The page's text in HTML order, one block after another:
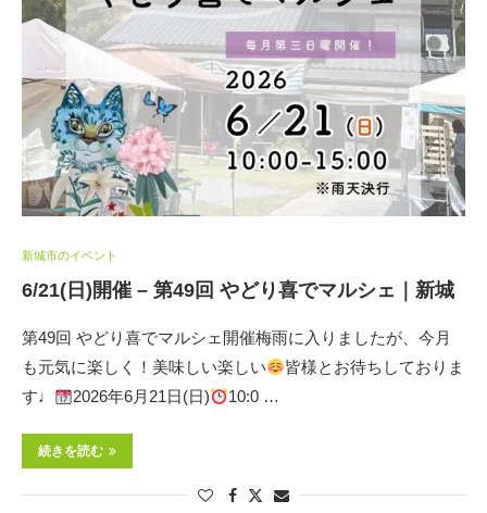
新城市のイベント
6/21(日)開催 – 第49回 やどり喜でマルシェ｜新城
第49回 やどり喜でマルシェ開催梅雨に入りましたが、今月
も元気に楽しく！美味しい楽しい
皆様とお待ちしておりま
す♩
2026年6月21日(日) 10:0 …
続きを読む